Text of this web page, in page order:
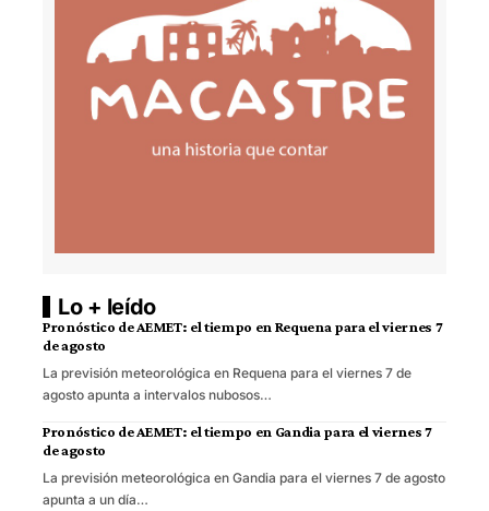
Lo + leído
Pronóstico de AEMET: el tiempo en Requena para el viernes 7
de agosto
La previsión meteorológica en Requena para el viernes 7 de
agosto apunta a intervalos nubosos…
Pronóstico de AEMET: el tiempo en Gandia para el viernes 7
de agosto
La previsión meteorológica en Gandia para el viernes 7 de agosto
apunta a un día…